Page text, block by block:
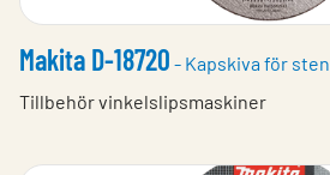
Makita D-18720 - Kapskiva för
Tillbehör vinkelslipsmaskiner